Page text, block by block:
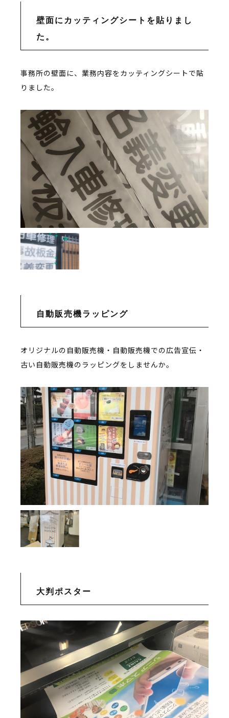
壁面にカッティングシートを貼りまし
た。
事務所の壁面に、業務内容をカッティングシートで貼
りました。
自動販売機ラッピング
オリジナルの自動販売機・自動販売機での広告宣伝・
古い自動販売機のラッピングをしませんか。
大判ポスター